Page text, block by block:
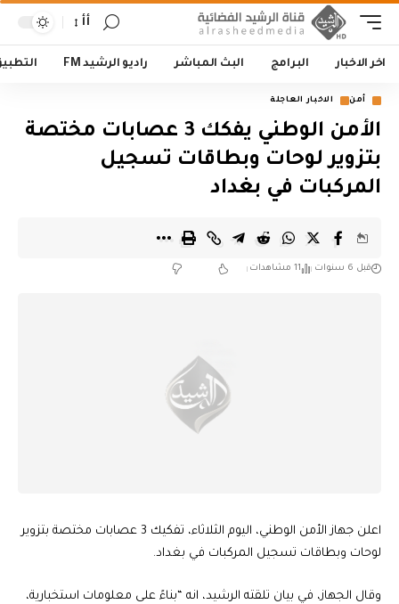
أأ
اخر الاخبار البرامج البث المباشر راديو الرشيد FM
أمن الاخبار العاجلة
الأمن الوطني يفكك 3 عصابات مختصة
بتزوير لوحات وبطاقات تسجيل
المركبات في بغداد
قبل 6 سنوات 11 مشاهدات
اعلن جهاز الأمن الوطني، اليوم الثلاثاء، تفكيك 3 عصابات مختصة بتزوير
لوحات وبطاقات تسجيل المركبات في بغداد.
وقال الجهاز، في بيان تلقته الرشيد، انه “بناءً على معلومات استخبارية،